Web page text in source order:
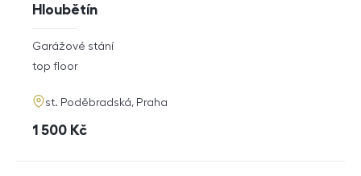
Hloubětín
rozměry
disposition
Garážové stání
funkce
top floor
adresa
st. Poděbradská, Praha
cena
1 500 Kč